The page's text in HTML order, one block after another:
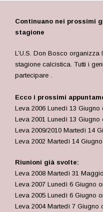
Continuano nei prossimi
stagione
L’U.S. Don Bosco
stagione calcistica. Tutti i
partecipare .
Ecco i prossimi
Leva 2006 Lunedì 13 Giugno
Leva 2001 Lunedì 13 Giugno
Leva 2009/2010 Martedì 14
Leva 2002 Martedì 14
Riunioni già svolte:
Leva 2008 Martedì 31
Leva 2007 Lunedì 6 Giugno
Leva 2005 Lunedì 6 Giugno
Leva 2004 Martedì 7 Giugno